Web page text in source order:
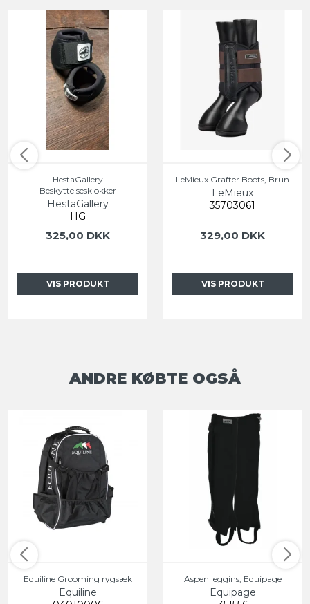
HestaGallery
Beskyttelsesklokker
HestaGallery
HG
325,00 DKK
VIS PRODUKT
LeMieux Grafter Boots, Brun
LeMieux
35703061
329,00 DKK
VIS PRODUKT
ANDRE KØBTE OGSÅ
Equiline Grooming rygsæk
Equiline
Aspen leggins, Equipage
Equipage